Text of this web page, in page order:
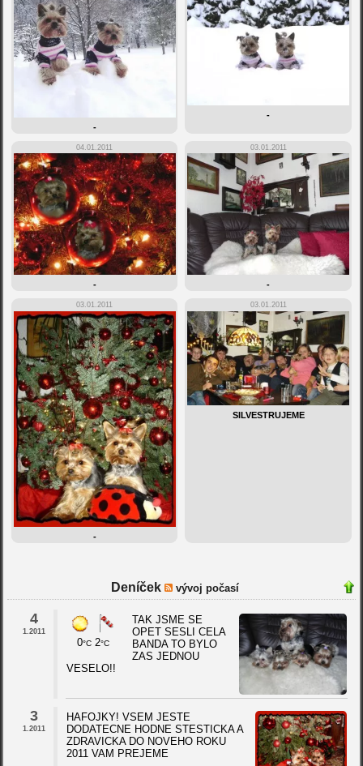
-
-
04.01.2011
-
03.01.2011
-
03.01.2011
-
03.01.2011
SILVESTRUJEME
Deníček vývoj počasí
4
1.2011
0°C2°C
TAK JSME SE
OPET SESLI CELA
BANDA TO BYLO
ZAS JEDNOU
VESELO!!
3
1.2011
HAFOJKY! VSEM JESTE
DODATECNE HODNE STESTICKA A
ZDRAVICKA DO NOVEHO ROKU
2011 VAM PREJEME